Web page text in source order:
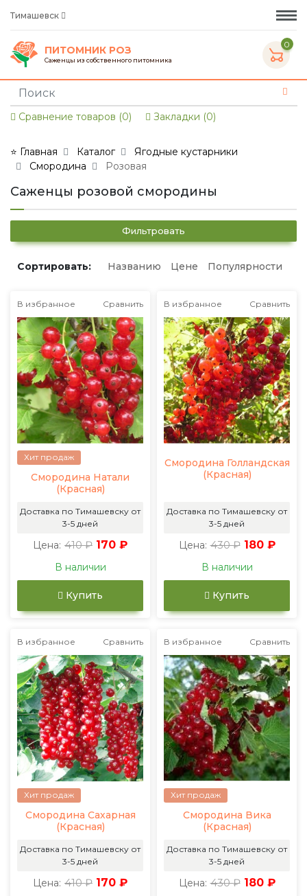
Тимашевск
ПИТОМНИК РОЗ
Саженцы из собственного питомника
0
Сравнение товаров (0) Закладки (0)
⭐ Главная Каталог
Ягодные кустарники
Смородина
Розовая
Саженцы розовой смородины
Фильтровать
Сортировать: Названию Цене Популярности
В избранное Сравнить
Хит продаж
Смородина Натали
(Красная)
Доставка по Тимашевску от
3-5 дней
Цена: 410 ₽ 170 ₽
В наличии
Купить
В избранное Сравнить
Смородина Голландская
(Красная)
Доставка по Тимашевску от
3-5 дней
Цена: 430 ₽ 180 ₽
В наличии
Купить
В избранное Сравнить
Хит продаж
Смородина Сахарная
(Красная)
Доставка по Тимашевску от
3-5 дней
Цена: 410 ₽ 170 ₽
В избранное Сравнить
Хит продаж
Смородина Вика
(Красная)
Доставка по Тимашевску от
3-5 дней
Цена: 430 ₽ 180 ₽